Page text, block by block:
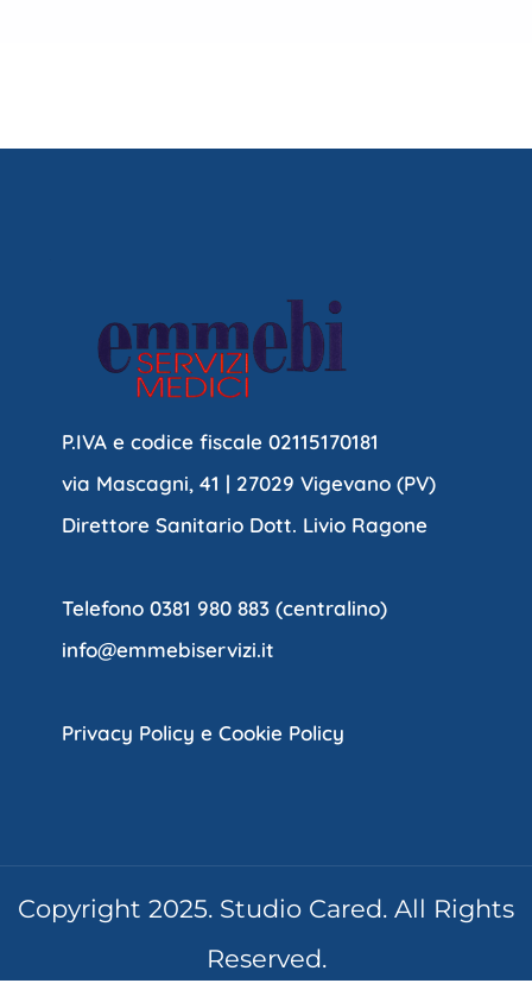
P.IVA e codice fiscale 02115170181
via Mascagni, 41 | 27029 Vigevano (PV)
Direttore Sanitario Dott. Livio Ragone
Telefono 0381 980 883 (centralino)
info@emmebiservizi.it
Privacy Policy e Cookie Policy
Copyright 2025. Studio Cared. All Rights
Reserved.